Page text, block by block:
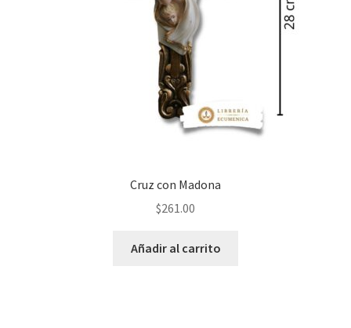
Cruz con Madona
$261.00
Añadir al carrito